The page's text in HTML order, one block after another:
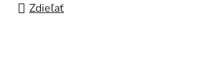
Zdieľať